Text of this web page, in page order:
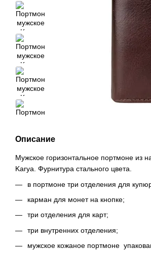
Описание
Мужское горизонтальное портмоне из
Karya. Фурнитура стального цвета.
в портмоне три отделения для
карман для монет на кнопке;
три отделения для карт;
три внутренних отделения;
мужское кожаное портмоне